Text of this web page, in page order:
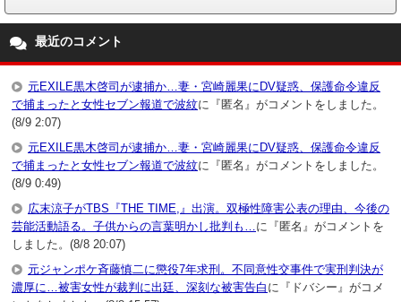
最近のコメント
元EXILE黒木啓司が逮捕か…妻・宮崎麗果にDV疑惑、保護命令違反
で捕まったと女性セブン報道で波紋に『匿名』がコメントをしました。
(8/9 2:07)
元EXILE黒木啓司が逮捕か…妻・宮崎麗果にDV疑惑、保護命令違反
で捕まったと女性セブン報道で波紋に『匿名』がコメントをしました。
(8/9 0:49)
広末涼子がTBS『THE TIME,』出演。双極性障害公表の理由、今後の
芸能活動語る。子供からの言葉明かし批判も… に『匿名』がコメントを
しました。(8/8 20:07)
元ジャンポケ斉藤慎二に懲役7年求刑。不同意性交事件で実刑判決が
濃厚に…被害女性が裁判に出廷、深刻な被害告白 に『ドバシー』がコメ